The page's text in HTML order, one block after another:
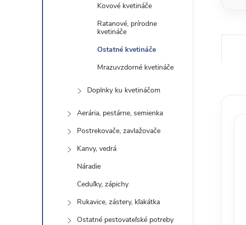
Kovové kvetináče
Ratanové, prírodne
kvetináče
Ostatné kvetináče
Mrazuvzdorné kvetináče
Doplnky ku kvetináčom
Aerária, pestárne, semienka
Postrekovače, zavlažovače
Kanvy, vedrá
Náradie
Ceduľky, zápichy
Rukavice, zástery, kľakátka
Ostatné pestovateľské potreby